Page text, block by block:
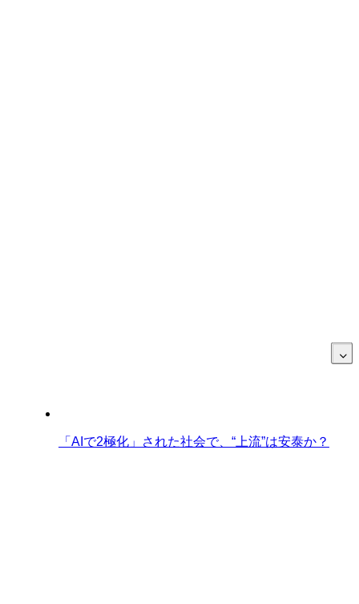
「AIで2極化」された社会で、“上流”は安泰か？